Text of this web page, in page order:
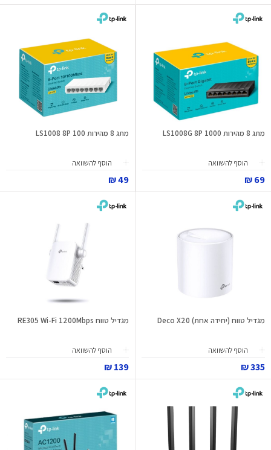
מתג 8 מהירות LS1008G 8P 1000
הוסף להשוואה
69 ₪
מתג 8 מהירות LS1008 8P 100
הוסף להשוואה
49 ₪
מגדיל טווח (יחידה אחת) Deco X20
הוסף להשוואה
335 ₪
מגדיל טווח RE305 Wi-Fi 1200Mbps
הוסף להשוואה
139 ₪